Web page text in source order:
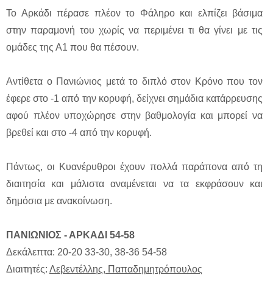
Το Αρκάδι πέρασε πλέον το Φάληρο και ελπίζει βάσιμα
στην παραμονή του χωρίς να περιμένει τι θα γίνει με τις
ομάδες της Α1 που θα πέσουν.
Αντίθετα ο Πανιώνιος μετά το διπλό στον Κρόνο που τον
έφερε στο -1 από την κορυφή, δείχνει σημάδια κατάρρευσης
αφού πλέον υποχώρησε στην βαθμολογία και μπορεί να
βρεθεί και στο -4 από την κορυφή.
Πάντως, οι Κυανέρυθροι έχουν πολλά παράπονα από τη
διαιτησία και μάλιστα αναμένεται να τα εκφράσουν και
δημόσια με ανακοίνωση.
ΠΑΝΙΩΝΙΟΣ - ΑΡΚΑΔΙ 54-58
Δεκάλεπτα: 20-20 33-30, 38-36 54-58
Διαιτητές: Λεβεντέλλης, Παπαδημητρόπουλος